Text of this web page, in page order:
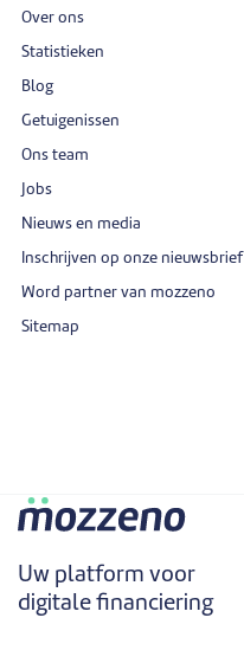
Over ons
Statistieken
Blog
Getuigenissen
Ons team
Jobs
Nieuws en media
Inschrijven op onze nieuwsbrief
Word partner van mozzeno
Sitemap
Uw platform voor
digitale financiering